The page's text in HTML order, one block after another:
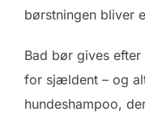
børstningen bliver
Bad bør gives
for sjældent – og
hundeshampoo,